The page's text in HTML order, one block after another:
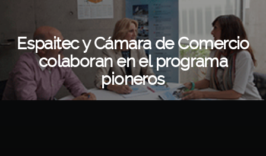
Espaitec y Cámara de Comercio
colaboran en el programa
pioneros